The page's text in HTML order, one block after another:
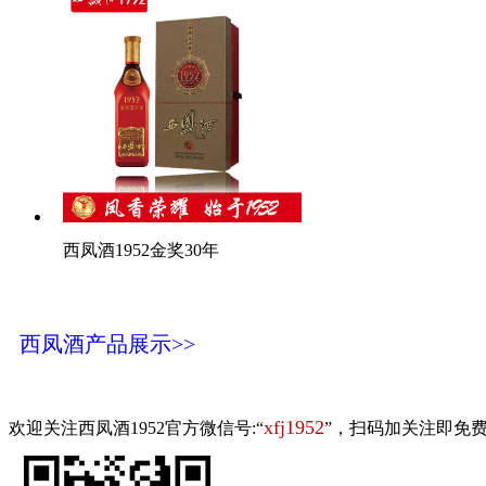
西凤酒1952金奖30年
西凤酒产品展示>>
欢迎关注西凤酒1952官方微信号:“xfj1952”，扫码加关注即免